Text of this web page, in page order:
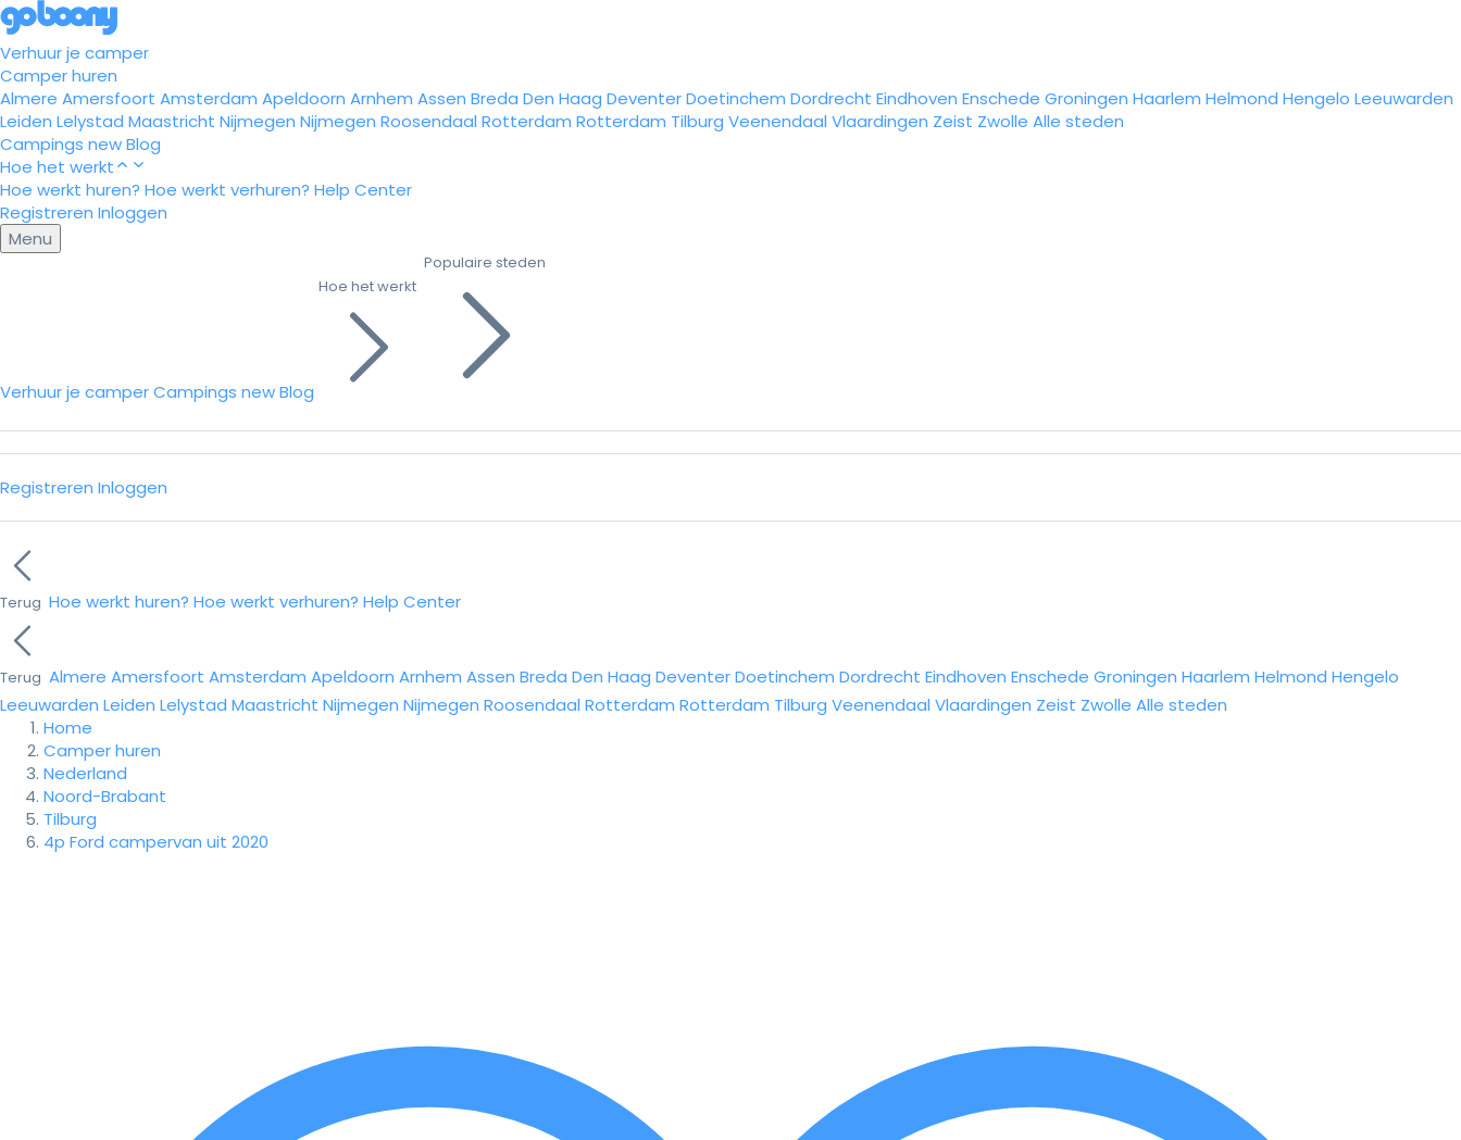
Verhuur je camper
Camper huren
Almere Amersfoort Amsterdam Apeldoorn Arnhem Assen Breda Den Haag DeventerDoetinchem Dordrecht Eindhoven Enschede Groningen Haarlem Helmond Hengelo Leeuwarden
Leiden Lelystad Maastricht Nijmegen Nijmegen Roosendaal Rotterdam Rotterdam Tilburg Veenendaal Vlaardingen Zeist Zwolle Alle steden
Campings newBlog
Hoe het werkt
Hoe werkt huren? Hoe werkt verhuren? Help Center
Registreren Inloggen
Menu
Verhuur je camperCampings newBlog
Hoe het werkt
Populaire steden
Registreren Inloggen
Terug Hoe werkt huren? Hoe werkt verhuren? Help Center
Terug Almere Amersfoort Amsterdam Apeldoorn Arnhem Assen Breda Den Haag DeventerDoetinchem Dordrecht Eindhoven Enschede Groningen Haarlem Helmond Hengelo
Leeuwarden Leiden Lelystad Maastricht Nijmegen Nijmegen Roosendaal Rotterdam Rotterdam Tilburg Veenendaal Vlaardingen Zeist Zwolle Alle steden
Home
Camper huren
Nederland
Noord-Brabant
Tilburg
4p Ford campervan uit 2020